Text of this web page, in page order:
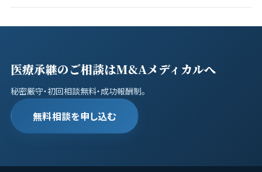
医療承継のご相談はM&Aメディカルへ
秘密厳守・初回相談無料・成功報酬制。
無料相談を申し込む